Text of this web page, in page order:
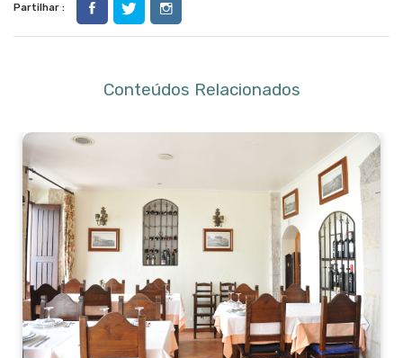
Partilhar :
Conteúdos Relacionados